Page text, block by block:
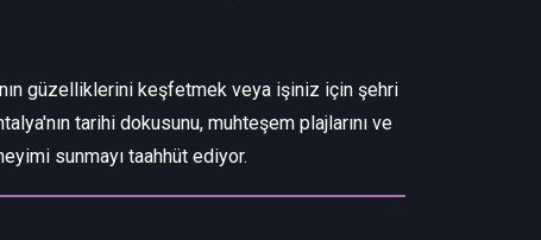
güzelliklerini keşfetmek veya işiniz için şehri
tarihi dokusunu, muhteşem plajlarını ve
sunmayı taahhüt ediyor.